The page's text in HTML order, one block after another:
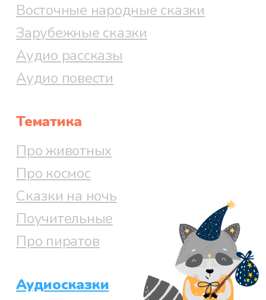
Восточные народные сказки
Зарубежные сказки
Аудио рассказы
Аудио повести
Тематика
Про животных
Про космос
Сказки на ночь
Поучительные
Про пиратов
Аудиосказки